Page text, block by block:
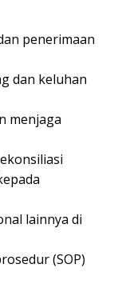
penerimaan
dan keluhan
menjaga
lainnya di
(SOP)